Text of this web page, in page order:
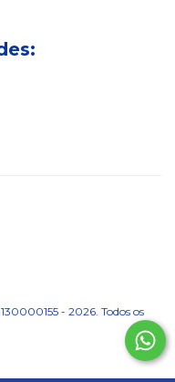
- 2026. Todos os